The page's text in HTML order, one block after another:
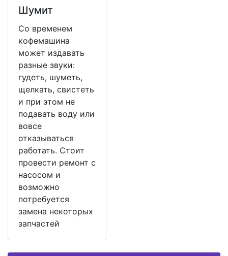
Шумит
Со временем
кофемашина
может издавать
разные звуки:
гудеть, шуметь,
щелкать, свистеть
и при этом не
подавать воду или
вовсе
отказываться
работать. Стоит
провести ремонт с
насосом и
возможно
потребуется
замена некоторых
запчастей